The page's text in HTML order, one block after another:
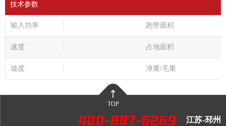
技术参数
输入功率 跑带面积
速度 占地面积
坡度 净重/毛重
TOP
江苏-邳州